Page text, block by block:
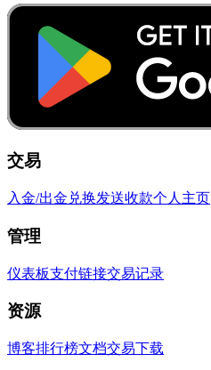
交易
入金/出金 兑换发送收款个人主页
管理
仪表板支付链接交易记录
资源
博客排行榜文档交易下载